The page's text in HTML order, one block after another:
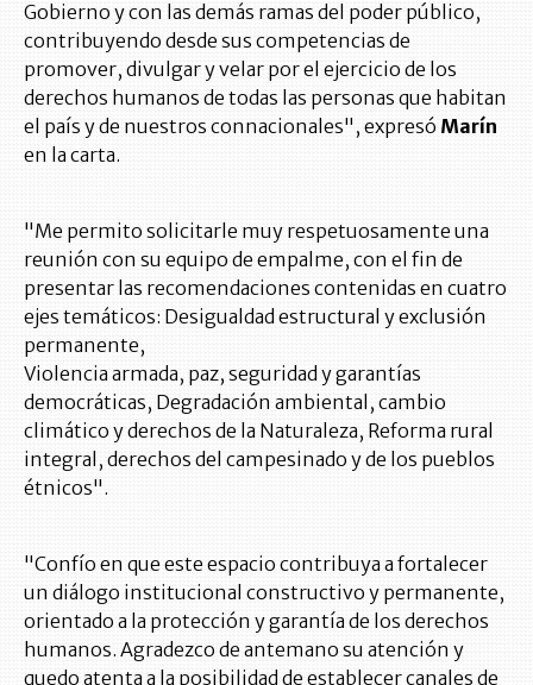
Gobierno y con las demás ramas del poder público,
contribuyendo desde sus competencias de
promover, divulgar y velar por el ejercicio de los
derechos humanos de todas las personas que habitan
el país y de nuestros connacionales", expresó Marín
en la carta.
"Me permito solicitarle muy respetuosamente una
reunión con su equipo de empalme, con el fin de
presentar las recomendaciones contenidas en cuatro
ejes temáticos: Desigualdad estructural y exclusión
permanente,
Violencia armada, paz, seguridad y garantías
democráticas, Degradación ambiental, cambio
climático y derechos de la Naturaleza, Reforma rural
integral, derechos del campesinado y de los pueblos
étnicos".
"Confío en que este espacio contribuya a fortalecer
un diálogo institucional constructivo y permanente,
orientado a la protección y garantía de los derechos
humanos. Agradezco de antemano su atención y
quedo atenta a la posibilidad de establecer canales de